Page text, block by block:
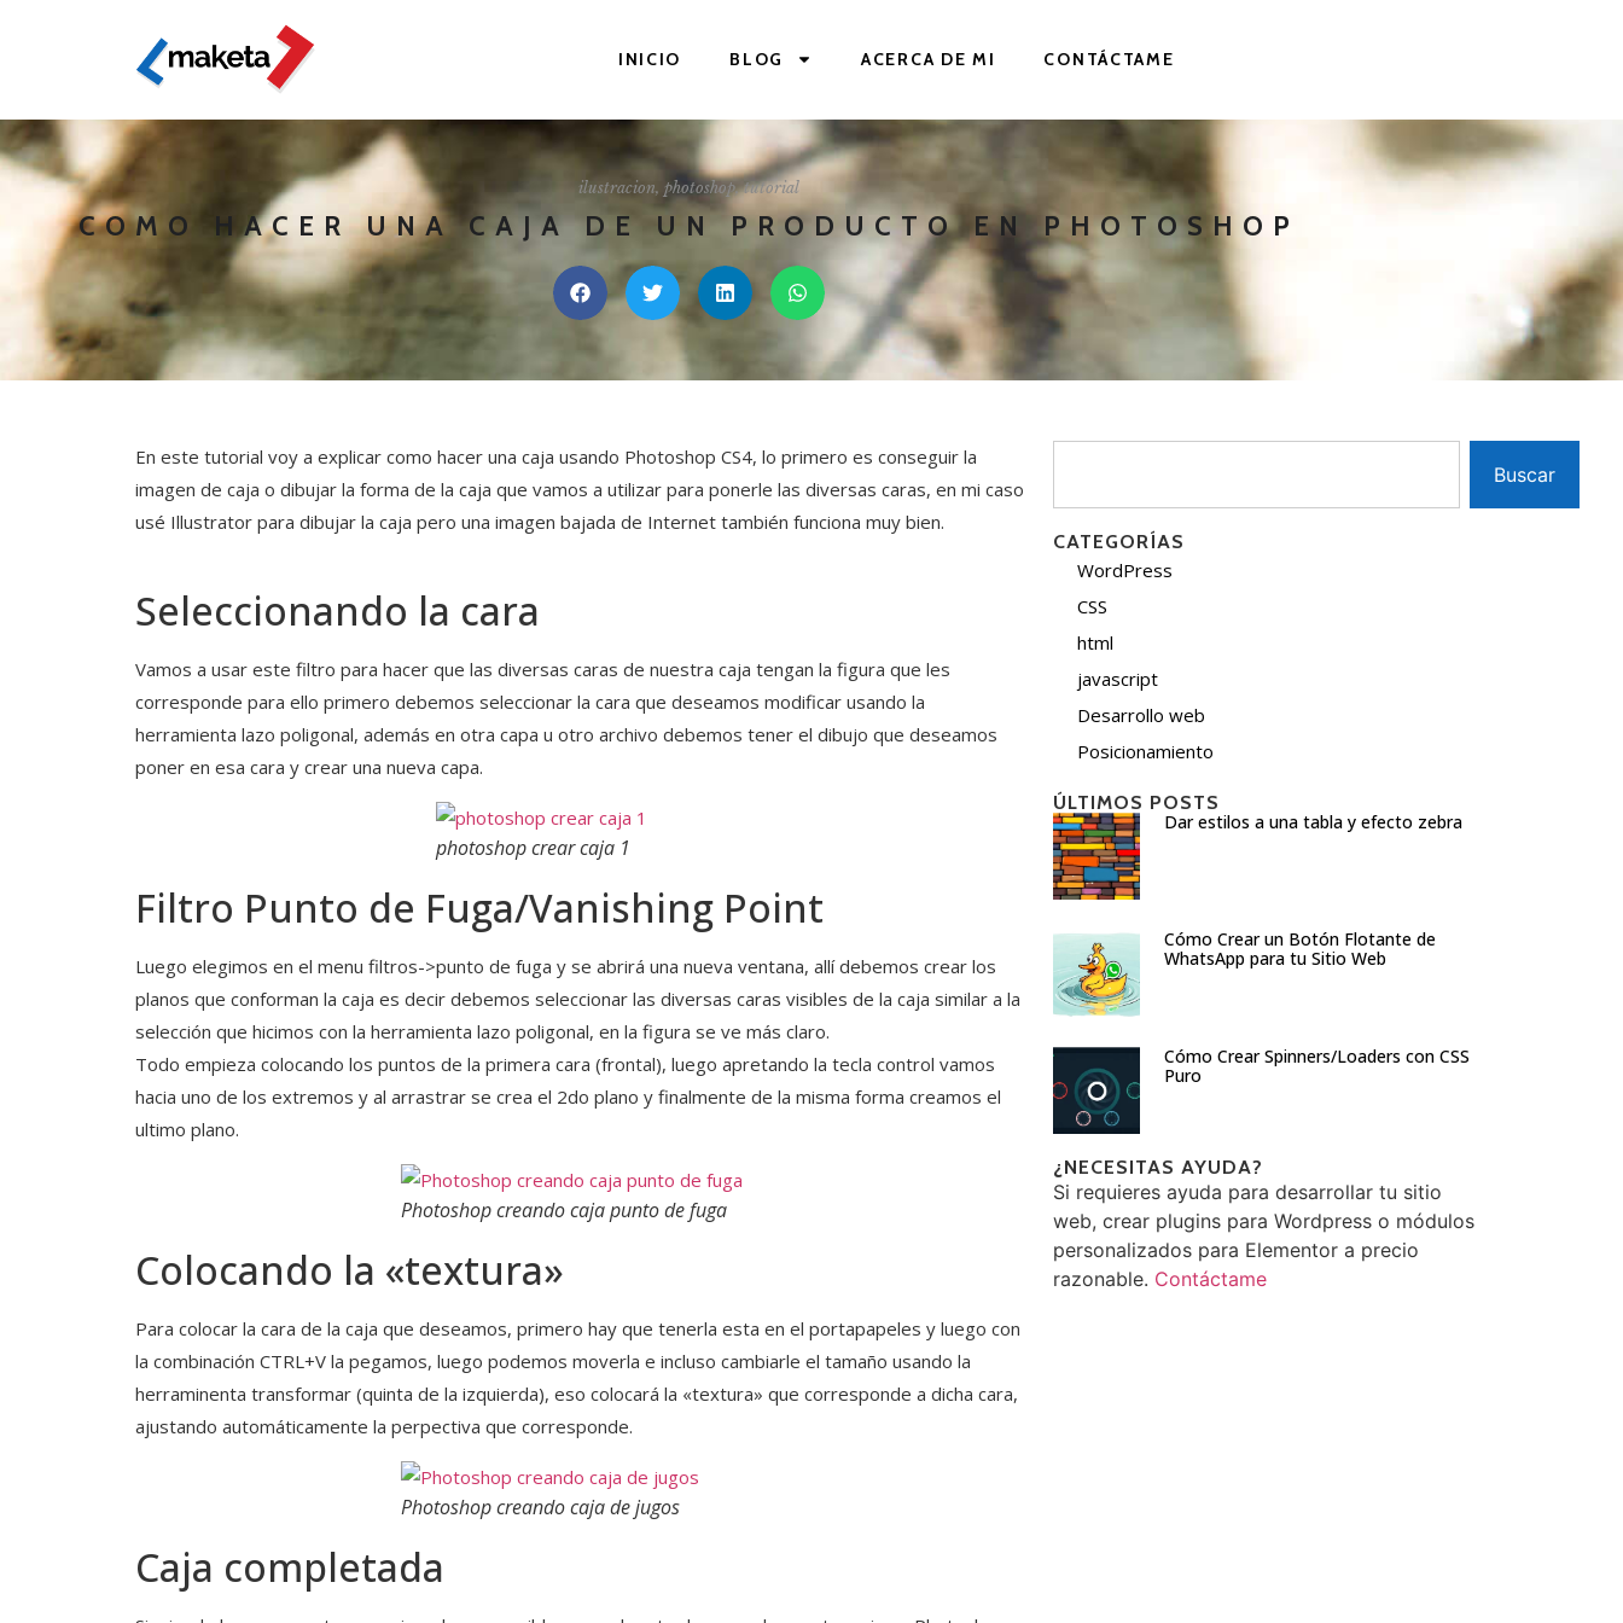
INICIO BLOG ACERCA DE MI CONTÁCTAME
ilustracion, photoshop,tutorial
COMO HACER UNA CAJA DE UN PRODUCTO EN PHOTOSHOP
En este tutorial voy a explicar como hacer una caja usando Photoshop CS4, lo primero es conseguir la
imagen de caja o dibujar la forma de la caja que vamos a utilizar para ponerle las diversas caras, en mi caso
usé Illustrator para dibujar la caja pero una imagen bajada de Internet también funciona muy bien.
Seleccionando la cara
Vamos a usar este filtro para hacer que las diversas caras de nuestra caja tengan la figura que les
corresponde para ello primero debemos seleccionar la cara que deseamos modificar usando la
herramienta lazo poligonal, además en otra capa u otro archivo debemos tener el dibujo que deseamos
poner en esa cara y crear una nueva capa.
photoshop crear caja 1
Filtro Punto de Fuga/Vanishing Point
Luego elegimos en el menu filtros->punto de fuga y se abrirá una nueva ventana, allí debemos crear los
planos que conforman la caja es decir debemos seleccionar las diversas caras visibles de la caja similar a la
selección que hicimos con la herramienta lazo poligonal, en la figura se ve más claro.
Todo empieza colocando los puntos de la primera cara (frontal), luego apretando la tecla control vamos
hacia uno de los extremos y al arrastrar se crea el 2do plano y finalmente de la misma forma creamos el
ultimo plano.
Photoshop creando caja punto de fuga
Colocando la «textura»
Para colocar la cara de la caja que deseamos, primero hay que tenerla esta en el portapapeles y luego con
la combinación CTRL+V la pegamos, luego podemos moverla e incluso cambiarle el tamaño usando la
herraminenta transformar (quinta de la izquierda), eso colocará la «textura» que corresponde a dicha cara,
ajustando automáticamente la perpectiva que corresponde.
Photoshop creando caja de jugos
Caja completada
Buscar
CATEGORÍAS
WordPress
CSS
html
javascript
Desarrollo web
Posicionamiento
ÚLTIMOS POSTS
Dar estilos a una tabla y efecto zebra
Cómo Crear un Botón Flotante de
WhatsApp para tu Sitio Web
Cómo Crear Spinners/Loaders con CSS
Puro
¿NECESITAS AYUDA?
Si requieres ayuda para desarrollar tu sitio
web, crear plugins para Wordpress o módulos
personalizados para Elementor a precio
razonable. Contáctame